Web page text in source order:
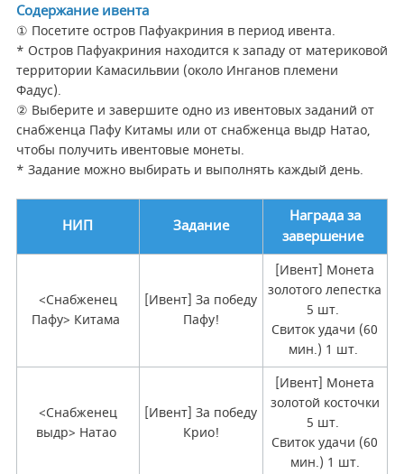
Содержание ивента
① Посетите остров Пафуакриния в период ивента.
* Остров Пафуакриния находится к западу от материковой
территории Камасильвии (около Инганов племени
Фадус).
② Выберите и завершите одно из ивентовых заданий от
снабженца Пафу Китамы или от снабженца выдр Натао,
чтобы получить ивентовые монеты.
* Задание можно выбирать и выполнять каждый день.
НИП Задание
Награда за
завершение
<Снабженец
Пафу> Китама
[Ивент] За победу
Пафу!
[Ивент] Монета
золотого лепестка
5 шт.
Свиток удачи (60
мин.) 1 шт.
<Снабженец
выдр> Натао
[Ивент] За победу
Крио!
[Ивент] Монета
золотой косточки
5 шт.
Свиток удачи (60
мин.) 1 шт.